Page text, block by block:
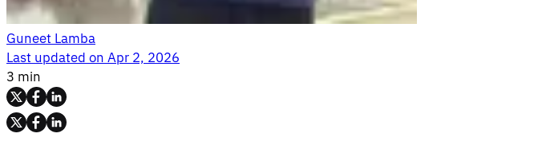
Guneet Lamba
Last updated onApr 2, 2026
3 min